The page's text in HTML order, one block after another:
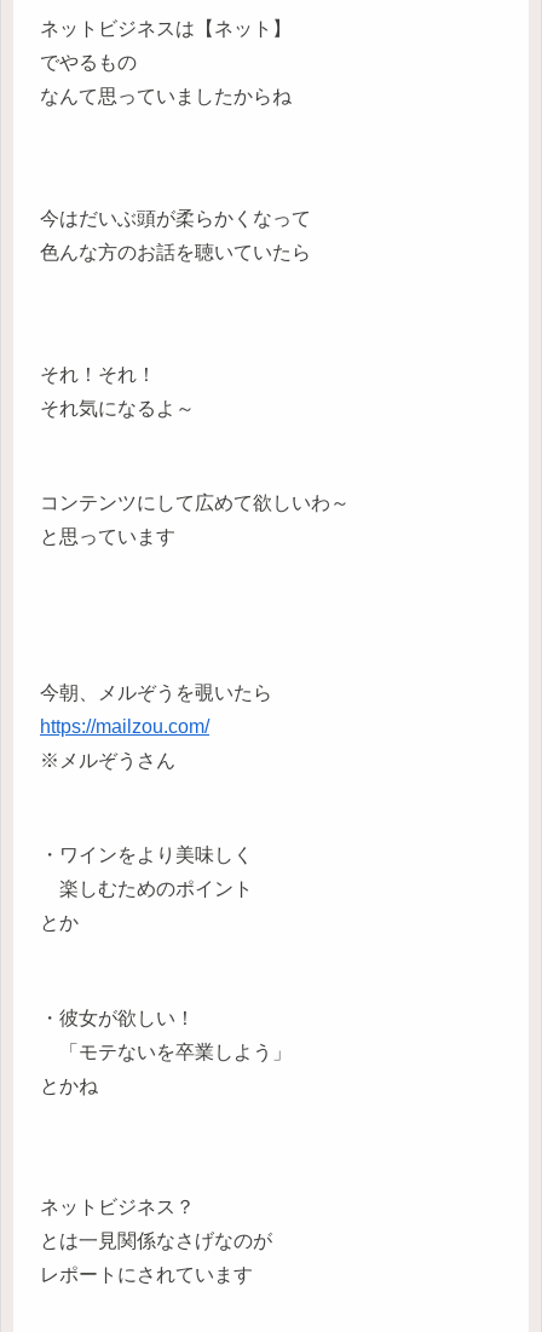
ネットビジネスは【ネット】
でやるもの
なんて思っていましたからね
今はだいぶ頭が柔らかくなって
色んな方のお話を聴いていたら
それ！それ！
それ気になるよ～
コンテンツにして広めて欲しいわ～
と思っています
今朝、メルぞうを覗いたら
https://mailzou.com/
※メルぞうさん
・ワインをより美味しく
楽しむためのポイント
とか
・彼女が欲しい！
「モテないを卒業しよう」
とかね
ネットビジネス？
とは一見関係なさげなのが
レポートにされています